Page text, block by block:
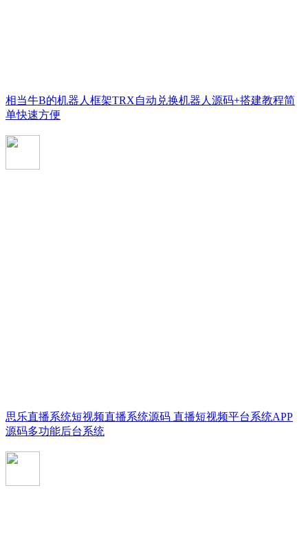
相当牛B的机器人框架TRX自动兑换机器人源码+搭建教程简
单快速方便
思乐直播系统短视频直播系统源码 直播短视频平台系统APP
源码多功能后台系统